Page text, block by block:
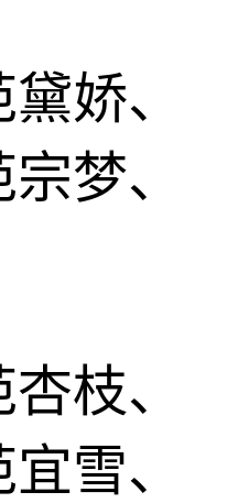
娇、
梦、
枝、
雪、